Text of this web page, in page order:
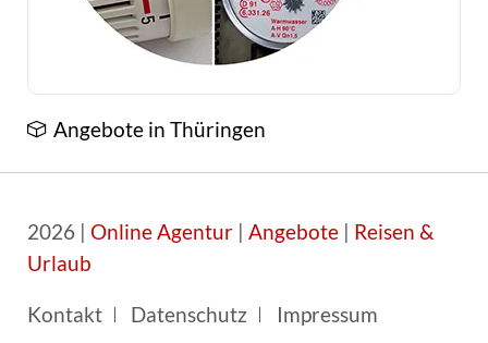
Angebote in Thüringen
2026 | Online Agentur| Angebote| Reisen &
Urlaub
Navigation
Kontakt Datenschutz Impressum